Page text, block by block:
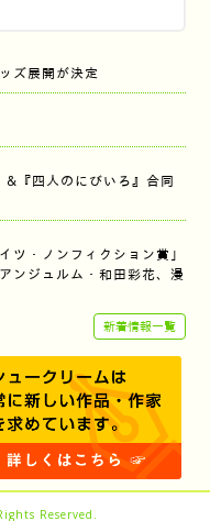
ズ展開が決定
『四人のにびいろ』合同
ツ・ノンフィクション賞」
ンジュルム・和田彩花、漫
新着情報一覧
Reserved.